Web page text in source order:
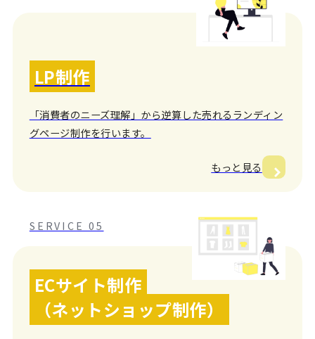
LP制作
「消費者のニーズ理解」から逆算した売れるランディン
グページ制作を行います。
もっと見る
SERVICE 05
ECサイト制作
（ネットショップ制作）